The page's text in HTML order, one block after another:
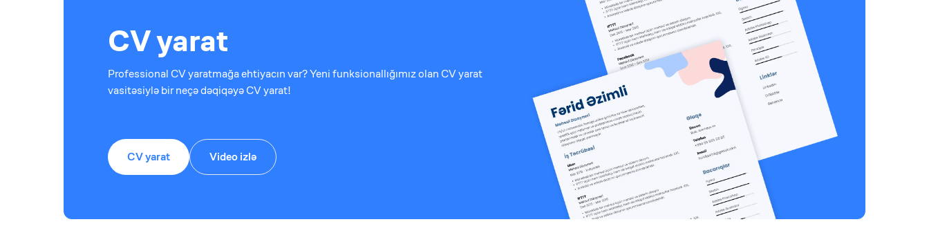
CV yarat
Professional CV yaratmağa ehtiyacın var? Yeni funksionallığımız olan CV yarat
vasitəsiylə bir neçə dəqiqəyə CV yarat!
CV yarat Video izlə